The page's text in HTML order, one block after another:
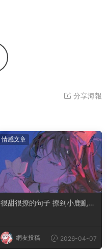
分享海報
情感文章
很甜很撩的句子 撩到小鹿亂撞
網友投稿 2026-04-07